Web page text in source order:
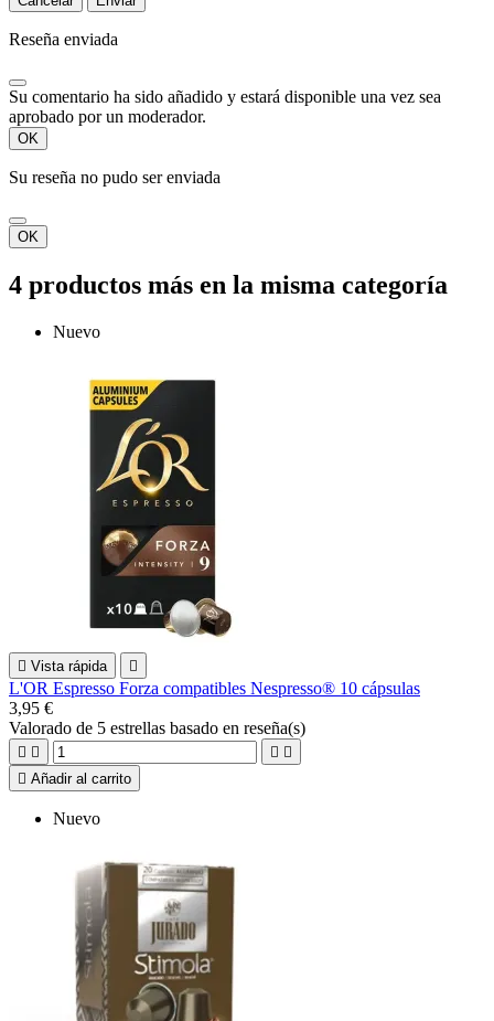
Reseña enviada
Su comentario ha sido añadido y estará disponible una vez sea
aprobado por un moderador.
OK
Su reseña no pudo ser enviada
OK
4 productos más en la misma categoría
Nuevo
 Vista rápida 
L'OR Espresso Forza compatibles Nespresso® 10 cápsulas
3,95 €
Valorado de 5 estrellas basado en reseña(s)
   
 Añadir al carrito
Nuevo